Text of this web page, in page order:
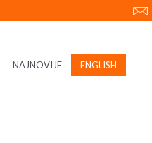
NAJNOVIJE ENGLISH